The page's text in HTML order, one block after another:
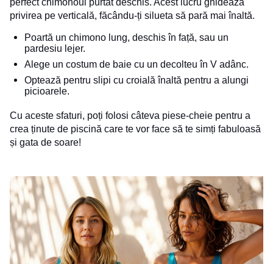
perfect chimonoul purtat deschis. Acest lucru ghidează
privirea pe verticală, făcându-ți silueta să pară mai înaltă.
Poartă un chimono lung, deschis în față, sau un
pardesiu lejer.
Alege un costum de baie cu un decolteu în V adânc.
Optează pentru slipi cu croială înaltă pentru a alungi
picioarele.
Cu aceste sfaturi, poți folosi câteva piese-cheie pentru a
crea ținute de piscină care te vor face să te simți fabuloasă
și gata de soare!